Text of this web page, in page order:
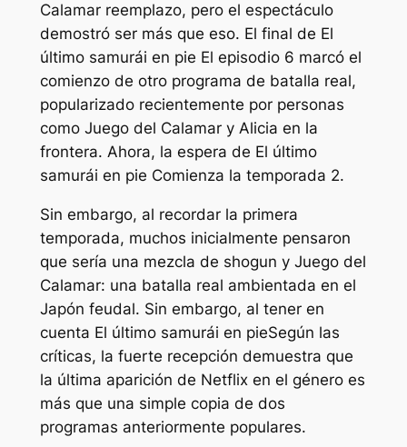
Calamarreemplazo, pero el espectáculo
demostró ser más que eso. El final de El
último samurái en pie El episodio 6 marcó el
comienzo de otro programa de batalla real,
popularizado recientemente por personas
como Juego del Calamary Alicia en la
frontera. Ahora, la espera de El último
samurái en pie Comienza la temporada 2.
Sin embargo, al recordar la primera
temporada, muchos inicialmente pensaron
que sería una mezcla de shogun y Juego del
Calamar: una batalla real ambientada en el
Japón feudal. Sin embargo, al tener en
cuenta El último samurái en pieSegún las
críticas, la fuerte recepción demuestra que
la última aparición de Netflix en el género es
más que una simple copia de dos
programas anteriormente populares.